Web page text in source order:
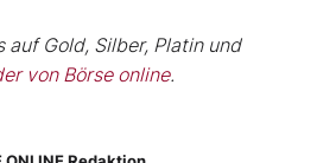
auf Gold, Silber, Platin und
von Börse online.